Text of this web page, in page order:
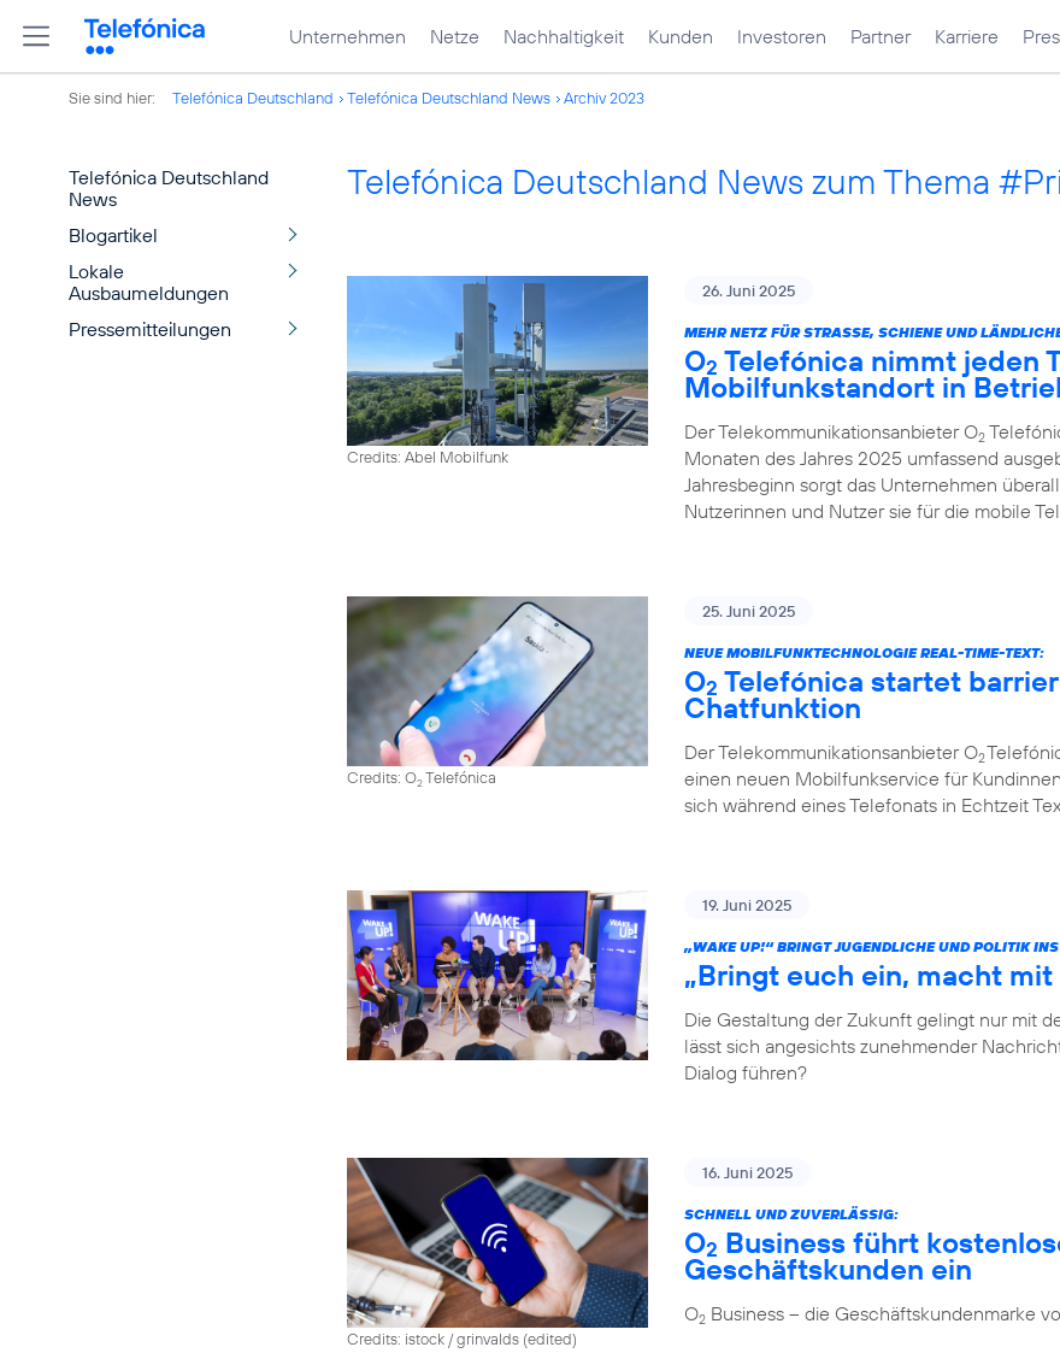
Unternehmen Netze Nachhaltigkeit Kunden Investoren Partner Karriere
Sie sind hier: Telefónica Deutschland Telefónica Deutschland News Archiv 2023
Telefónica Deutschland
News
Blogartikel
Lokale
Ausbaumeldungen
Pressemitteilungen
Telefónica Deutschland News zum Thema
Credits: Abel Mobilfunk
26. Juni 2025
MEHR NETZ FÜR STRASSE, SCHIENE UND
O2 Telefónica nimmt jeden
Mobilfunkstandort in
Der Telekommunikationsanbieter O2
Monaten des Jahres 2025 umfassend
Jahresbeginn sorgt das Unternehmen
Nutzerinnen und Nutzer sie für die mobile
Credits: O2Telefónica
25. Juni 2025
NEUE MOBILFUNKTECHNOLOGIE REAL-TIME-TEXT:
O2 Telefónica startet
Chatfunktion
Der Telekommunikationsanbieter O2
einen neuen Mobilfunkservice für
sich während eines Telefonats in Echtzeit
19. Juni 2025
„WAKE UP!“ BRINGT JUGENDLICHE UND POLITIK
„Bringt euch ein, macht
Die Gestaltung der Zukunft gelingt nur mit
lässt sich angesichts zunehmender
Dialog führen?
Credits: istock / grinvalds (edited)
16. Juni 2025
SCHNELL UND ZUVERLÄSSIG:
O2 Business führt
Geschäftskunden ein
O2 Business – die Geschäftskundenmarke